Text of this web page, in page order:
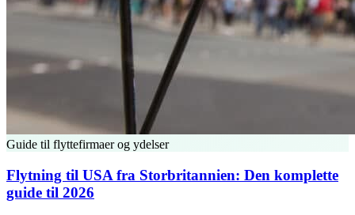
Guide til flyttefirmaer og ydelser
Flytning til USA fra Storbritannien: Den komplette
guide til 2026